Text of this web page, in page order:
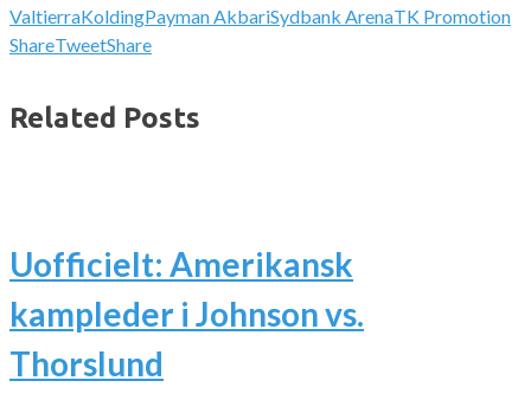
ValtierraKoldingPayman AkbariSydbank ArenaTK Promotion
ShareTweetShare
Related Posts
Uofficielt: Amerikansk
kampleder i Johnson vs.
Thorslund